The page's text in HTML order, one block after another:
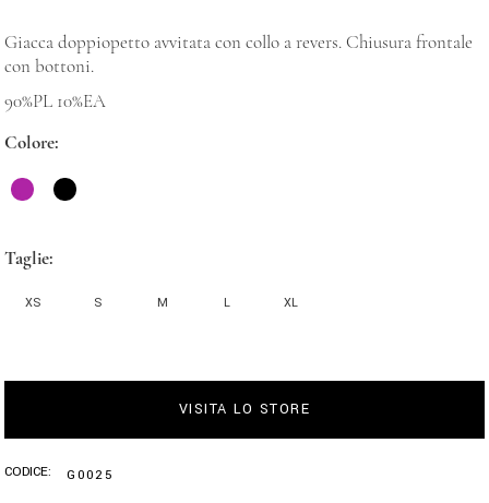
Giacca doppiopetto avvitata con collo a revers. Chiusura frontale
con bottoni.
90%PL 10%EA
Colore
Taglie
XS S M L XL
VISITA LO STORE
CODICE: G0025